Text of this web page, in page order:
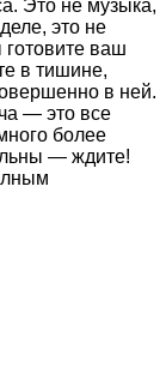
Это не музыка,
это не
ваш
в тишине,
в ней.
— это все
более
— ждите!